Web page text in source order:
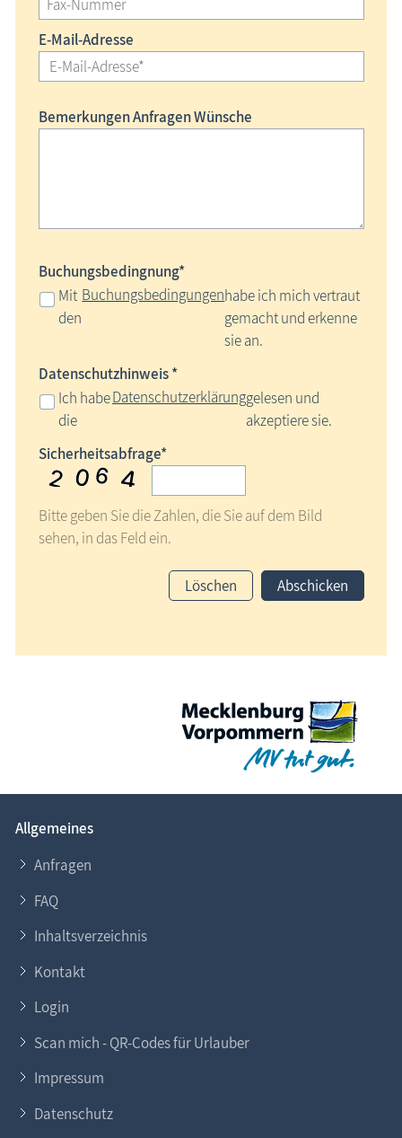
E-Mail-Adresse
Bemerkungen Anfragen Wünsche
Buchungsbedingnung*
Mit
den
Buchungsbedingungenhabe ich mich vertraut
gemacht und erkenne
sie an.
Datenschutzhinweis *
Ich habe
die
Datenschutzerklärunggelesen und
akzeptiere sie.
Sicherheitsabfrage*
Bitte geben Sie die Zahlen, die Sie auf dem Bild
sehen, in das Feld ein.
Löschen Abschicken
Allgemeines
Anfragen
FAQ
Inhaltsverzeichnis
Kontakt
Login
Scan mich - QR-Codes für Urlauber
Impressum
Datenschutz